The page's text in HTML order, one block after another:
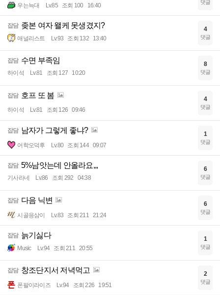
우는늑대 Lv.85 조회 100 16:40 댓글
잡담 좆본 여자 왤케 못생겼지?
애널리스트 Lv.93 조회 132 13:40
4
댓글
잡담 수면 부족임
하이석 Lv.81 조회 127 10:20
8
댓글
잡담 호프 또 봄
하이석 Lv.81 조회 126 09:46
4
댓글
잡담 남자가 그렇게 좋냐?
어학오덕후 Lv.80 조회 144 09:07
1
댓글
잡담 5%남앗는데 안올라요,,,
기사라네 Lv.86 조회 292 04:38
6
댓글
잡담 다음 닉변
시골응삼이 Lv.83 조회 211 21:24
6
댓글
잡담 늙기싫다
Music Lv.94 조회 211 20:55
1
댓글
잡담 창조단지서 저녁먹고
폰팔이라이즈 Lv.94 조회 226 19:51
2
댓글